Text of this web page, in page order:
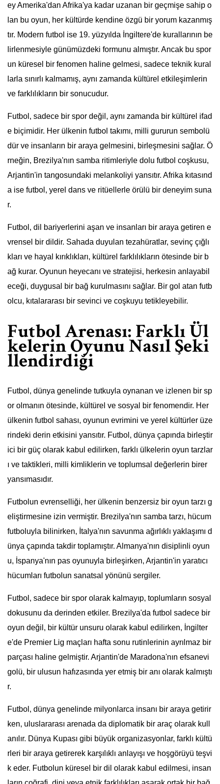
ey Amerika'dan Afrika'ya kadar uzanan bir geçmişe sahip o
lan bu oyun, her kültürde kendine özgü bir yorum kazanmış
tır. Modern futbol ise 19. yüzyılda İngiltere'de kurallarının be
lirlenmesiyle günümüzdeki formunu almıştır. Ancak bu spor
un küresel bir fenomen haline gelmesi, sadece teknik kural
larla sınırlı kalmamış, aynı zamanda kültürel etkileşimlerin
ve farklılıkların bir sonucudur.
Futbol, sadece bir spor değil, aynı zamanda bir kültürel ifad
e biçimidir. Her ülkenin futbol takımı, milli gururun sembolü
dür ve insanların bir araya gelmesini, birleşmesini sağlar. Ö
rneğin, Brezilya'nın samba ritimleriyle dolu futbol coşkusu,
Arjantin'in tangosundaki melankoliyi yansıtır. Afrika kıtasınd
a ise futbol, yerel dans ve ritüellerle örülü bir deneyim suna
r.
Futbol, dil bariyerlerini aşan ve insanları bir araya getiren e
vrensel bir dildir. Sahada duyulan tezahüratlar, sevinç çığlı
kları ve hayal kırıklıkları, kültürel farklılıkların ötesinde bir b
ağ kurar. Oyunun heyecanı ve stratejisi, herkesin anlayabil
eceği, duygusal bir bağ kurulmasını sağlar. Bir gol atan futb
olcu, kıtalararası bir sevinci ve coşkuyu tetikleyebilir.
Futbol Arenası: Farklı Ül
kelerin Oyunu Nasıl Şeki
llendirdiği
Futbol, dünya genelinde tutkuyla oynanan ve izlenen bir sp
or olmanın ötesinde, kültürel ve sosyal bir fenomendir. Her
ülkenin futbol sahası, oyunun evrimini ve yerel kültürler üze
rindeki derin etkisini yansıtır. Futbol, dünya çapında birleştir
ici bir güç olarak kabul edilirken, farklı ülkelerin oyun tarzlar
ı ve taktikleri, milli kimliklerin ve toplumsal değerlerin birer
yansımasıdır.
Futbolun evrenselliği, her ülkenin benzersiz bir oyun tarzı g
eliştirmesine izin vermiştir. Brezilya'nın samba tarzı, hücum
futboluyla bilinirken, İtalya'nın savunma ağırlıklı yaklaşımı d
ünya çapında takdir toplamıştır. Almanya'nın disiplinli oyun
u, İspanya'nın pas oyunuyla birleşirken, Arjantin'in yaratıcı
hücumları futbolun sanatsal yönünü sergiler.
Futbol, sadece bir spor olarak kalmayıp, toplumların sosyal
dokusunu da derinden etkiler. Brezilya'da futbol sadece bir
oyun değil, bir kültür unsuru olarak kabul edilirken, İngilter
e'de Premier Lig maçları hafta sonu rutinlerinin ayrılmaz bir
parçası haline gelmiştir. Arjantin'de Maradona'nın efsanevi
golü, bir ulusun hafızasında yer etmiş bir anı olarak kalmıştı
r.
Futbol, dünya genelinde milyonlarca insanı bir araya getirir
ken, uluslararası arenada da diplomatik bir araç olarak kull
anılır. Dünya Kupası gibi büyük organizasyonlar, farklı kültü
rleri bir araya getirerek karşılıklı anlayışı ve hoşgörüyü teşvi
k eder. Futbolun küresel bir dil olarak kabul edilmesi, insan